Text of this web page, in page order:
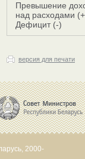
Превышение
над расходами
Дефицит (-)
версия для печати
2000-